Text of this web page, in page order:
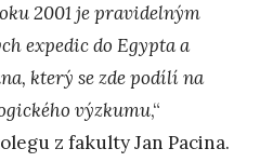
2001 je pravidelným
expedic do Egypta a
který se zde podílí na
výzkumu,“
z fakulty Jan Pacina.